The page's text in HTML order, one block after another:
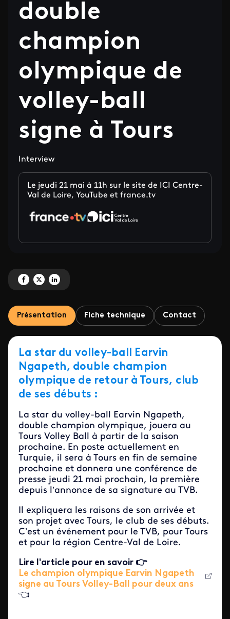
double
champion
olympique de
volley-ball
signe à Tours
Interview
Le jeudi 21 mai à 11h sur le site de ICI Centre-
Val de Loire, YouTube et france.tv
Partagez 'Earvin Ngapeth, double champion olympique de volley-ball signe
Partagez 'Earvin Ngapeth, double champion olympique de volley-ball
Partagez 'Earvin Ngapeth, double champion olympique de
Présentation Fiche technique Contact
La star du volley-ball Earvin
Ngapeth, double champion
olympique de retour à Tours, club
de ses débuts :
La star du volley-ball Earvin Ngapeth,
double champion olympique, jouera au
Tours Volley Ball à partir de la saison
prochaine. En poste actuellement en
Turquie, il sera à Tours en fin de semaine
prochaine et donnera une conférence de
presse jeudi 21 mai prochain, la première
depuis l’annonce de sa signature au TVB.
Il expliquera les raisons de son arrivée et
son projet avec Tours, le club de ses débuts.
C’est un événement pour le TVB, pour Tours
et pour la région Centre-Val de Loire.
Lire l'article pour en savoir 👉
Le champion olympique Earvin Ngapeth
signe au Tours Volley-Ball pour deux ans
👈